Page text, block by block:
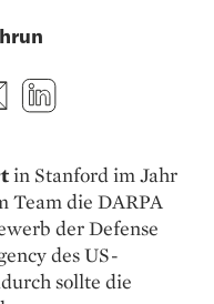
E-mail
in Stanford im Jahr
Team die DARPA
der Defense
des US-
sollte die